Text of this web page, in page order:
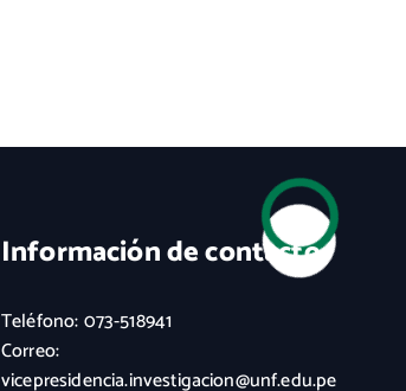
Información de contacto
Teléfono: 073-518941
Correo:
vicepresidencia.investigacion@unf.edu.pe